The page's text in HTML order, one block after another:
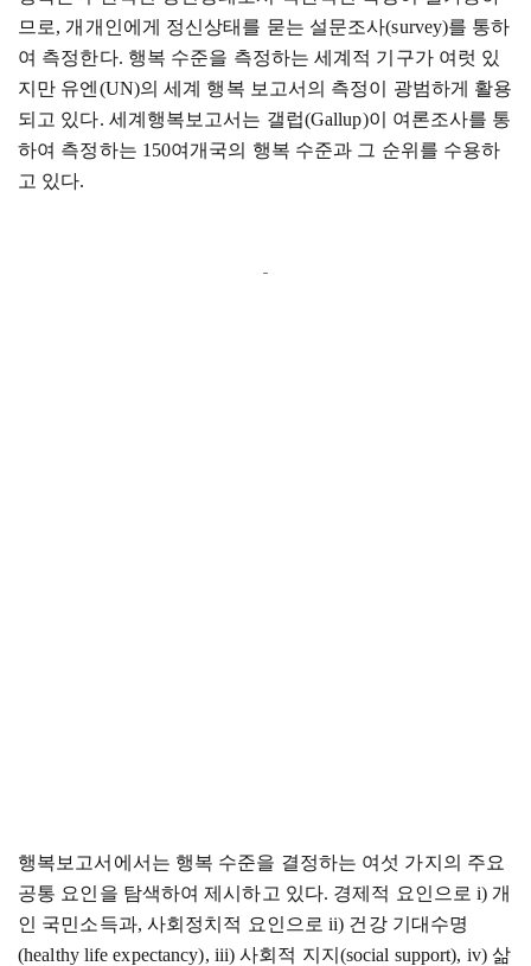
므로, 개개인에게 정신상태를 묻는 설문조사(survey)를 통하
여 측정한다. 행복 수준을 측정하는 세계적 기구가 여럿 있
지만 유엔 (UN)의 세계 행복 보고서의 측정이 광범하게 활용
되고 있다. 세계행복보고서는 갤럽(Gallup)이 여론조사를 통
하여 측정하는 150여개국의 행복 수준과 그 순위를 수용하
고 있다.
행복보고서에서는 행복 수준을 결정하는 여섯 가지의 주요
공통 요인을 탐색하여 제시하고 있다. 경제적 요인으로i) 개
인 국민소득과, 사회정치적 요인으로ii) 건강 기대수명
(healthy life expectancy), iii)사회적 지지 (social support), iv)삶